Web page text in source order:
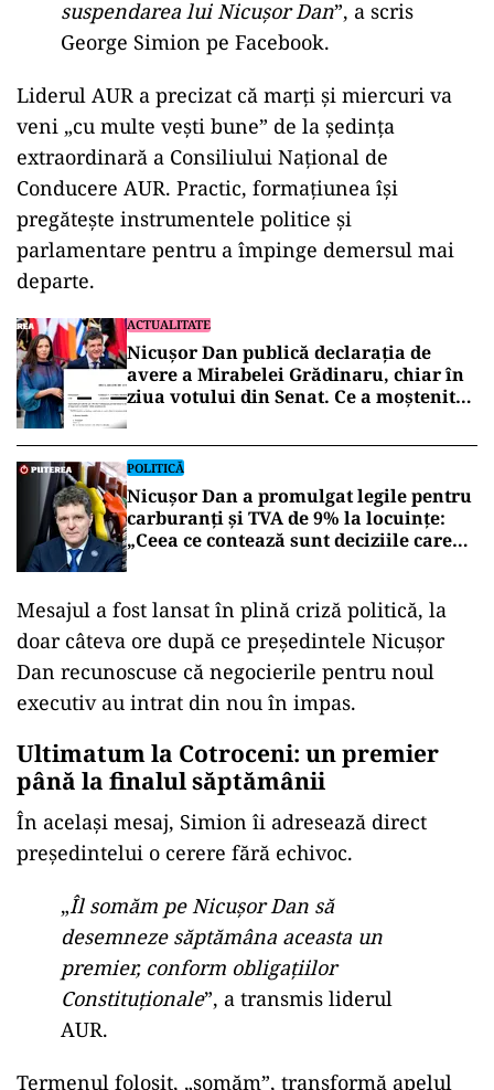
suspendarea lui Nicușor Dan”, a scris
George Simion pe Facebook.
Liderul AUR a precizat că marți și miercuri va
veni „cu multe vești bune” de la ședința
extraordinară a Consiliului Național de
Conducere AUR. Practic, formațiunea își
pregătește instrumentele politice și
parlamentare pentru a împinge demersul mai
departe.
ACTUALITATE
Nicușor Dan publică declarația de
avere a Mirabelei Grădinaru, chiar în
ziua votului din Senat. Ce a moștenit
POLITICĂ
Nicușor Dan a promulgat legile pentru
carburanți și TVA de 9% la locuințe:
„Ceea ce contează sunt deciziile care
Mesajul a fost lansat în plină criză politică, la
doar câteva ore după ce președintele Nicușor
Dan recunoscuse că negocierile pentru noul
executiv au intrat din nou în impas.
Ultimatum la Cotroceni: un premier
până la finalul săptămânii
În același mesaj, Simion îi adresează direct
președintelui o cerere fără echivoc.
„Îl somăm pe Nicușor Dan să
desemneze săptămâna aceasta un
premier, conform obligațiilor
Constituționale”, a transmis liderul
AUR.
Termenul folosit, „somăm”, transformă apelul